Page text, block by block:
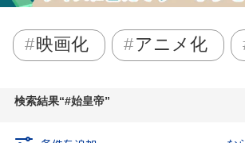
映画化 アニメ化
検索結果 #始皇帝